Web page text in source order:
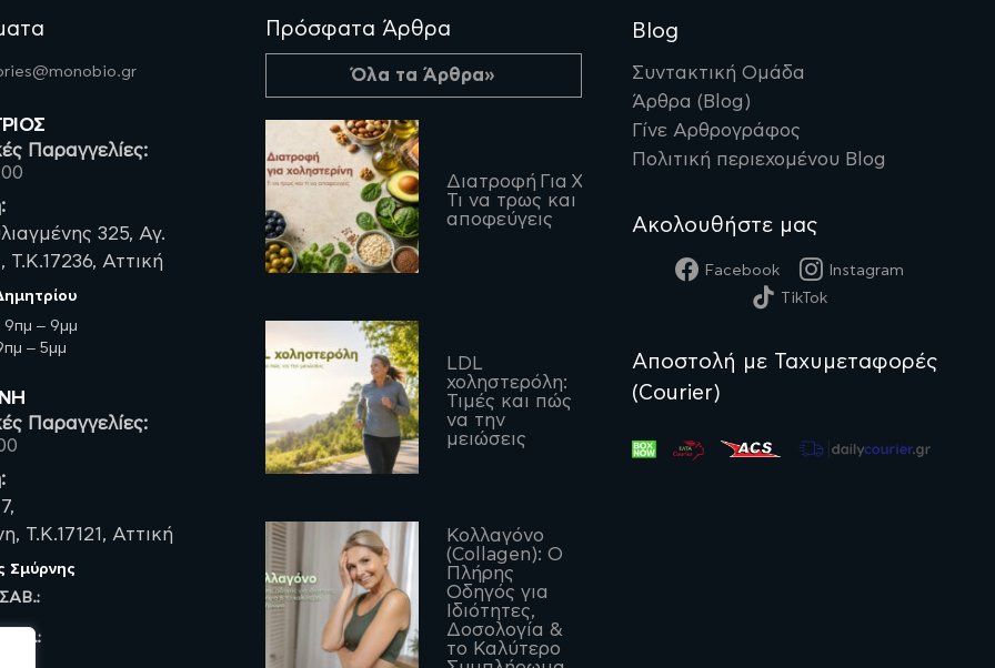
Παραγγελίες:
325, Αγ.
Τ.Κ.17236, Αττική
9πμ – 9μμ
– 5μμ
Παραγγελίες:
Τ.Κ.17121, Αττική
Σμύρνης
Πρόσφατα Άρθρα
Όλα τα Άρθρα»
Διατροφή Για Χοληστερίνη:
Τι να τρως και τι να
αποφεύγεις
LDL
χοληστερόλη:
Τιμές και πώς
να την
μειώσεις
Κολλαγόνο
(Collagen): Ο
Πλήρης
Οδηγός για
Ιδιότητες,
Δοσολογία &
το Καλύτερο
Blog
Συντακτική Ομάδα
Άρθρα (Blog)
Γίνε Αρθρογράφος
Πολιτική περιεχομένου Blog
Ακολουθήστε μας
Facebook
Instagram
TikTok
Αποστολή με Ταχυμεταφορές
(Courier)